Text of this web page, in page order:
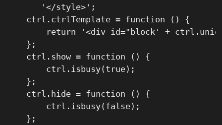
       '</style>';
    ctrl.ctrlTemplate = function () {
return '<div id="block' +
    };
    ctrl.show = function () {
        ctrl.isbusy(true);
    };
    ctrl.hide = function () {
        ctrl.isbusy(false);
    };